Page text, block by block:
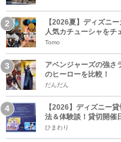
【2026夏】ディズニ
人気カチューシャをチ
Tomo
アベンジャーズの強さ
のヒーローを比較！
だんだん
【2026】ディズニー
法＆体験談！貸切開催
ひまわり